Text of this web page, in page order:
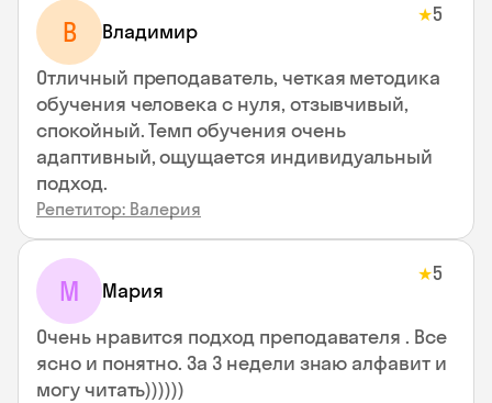
В Владимир
★5
Отличный преподаватель, четкая методика
обучения человека с нуля, отзывчивый,
спокойный. Темп обучения очень
адаптивный, ощущается индивидуальный
подход.
Репетитор: Валерия
М Мария
★5
Очень нравится подход преподавателя . Все
ясно и понятно. За 3 недели знаю алфавит и
могу читать))))))